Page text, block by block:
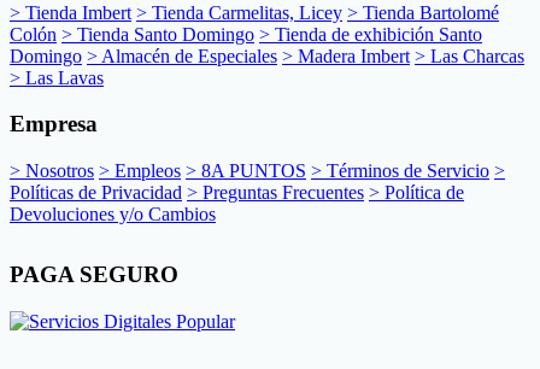
> Tienda Imbert > Tienda Carmelitas, Licey > Tienda Bartolomé
Colón > Tienda Santo Domingo > Tienda de exhibición Santo
Domingo > Almacén de Especiales > Madera Imbert > Las Charcas
> Las Lavas
Empresa
> Nosotros > Empleos > 8A PUNTOS > Términos de Servicio >
Políticas de Privacidad > Preguntas Frecuentes > Política de
Devoluciones y/o Cambios
PAGA SEGURO